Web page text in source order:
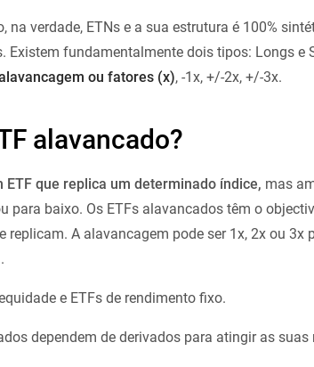
na verdade, ETNs e a sua estrutura é 100%
Existem fundamentalmente dois tipos: Longs e
ou fatores (x), -1x, +/-2x, +/-3x.
alavancado?
ETF que replica um determinado índice, mas
para baixo. Os ETFs alavancados têm o
replicam. A alavancagem pode ser 1x, 2x ou 3x
e ETFs de rendimento fixo.
dependem de derivados para atingir as